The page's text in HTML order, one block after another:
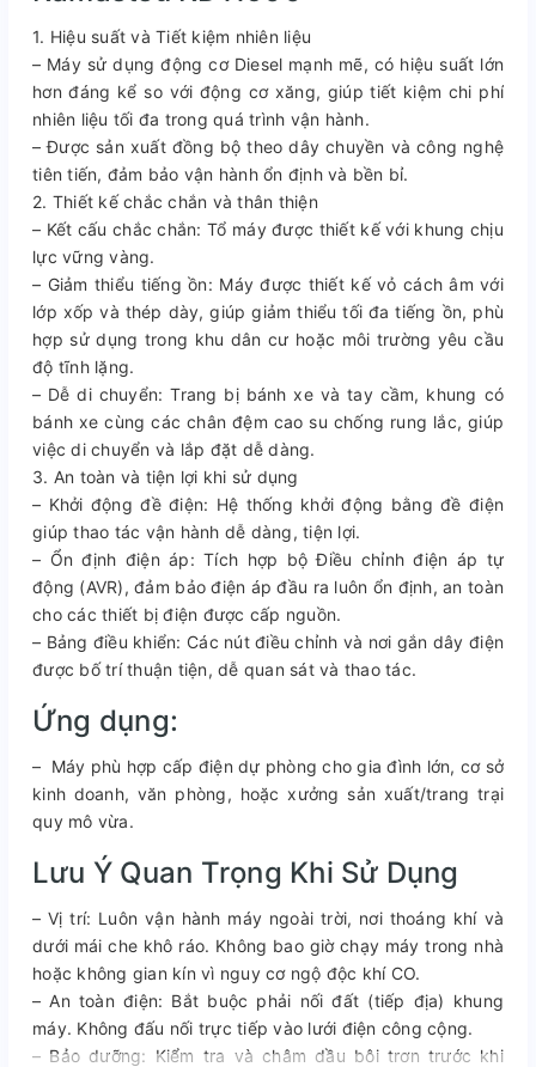
1. Hiệu suất và Tiết kiệm nhiên liệu
– Máy sử dụng động cơ Diesel mạnh mẽ, có hiệu suất lớn
hơn đáng kể so với động cơ xăng, giúp tiết kiệm chi phí
nhiên liệu tối đa trong quá trình vận hành.
– Được sản xuất đồng bộ theo dây chuyền và công nghệ
tiên tiến, đảm bảo vận hành ổn định và bền bỉ.
2. Thiết kế chắc chắn và thân thiện
– Kết cấu chắc chắn: Tổ máy được thiết kế với khung chịu
lực vững vàng.
– Giảm thiểu tiếng ồn: Máy được thiết kế vỏ cách âm với
lớp xốp và thép dày, giúp giảm thiểu tối đa tiếng ồn, phù
hợp sử dụng trong khu dân cư hoặc môi trường yêu cầu
độ tĩnh lặng.
– Dễ di chuyển: Trang bị bánh xe và tay cầm, khung có
bánh xe cùng các chân đệm cao su chống rung lắc, giúp
việc di chuyển và lắp đặt dễ dàng.
3. An toàn và tiện lợi khi sử dụng
– Khởi động đề điện: Hệ thống khởi động bằng đề điện
giúp thao tác vận hành dễ dàng, tiện lợi.
– Ổn định điện áp: Tích hợp bộ Điều chỉnh điện áp tự
động (AVR), đảm bảo điện áp đầu ra luôn ổn định, an toàn
cho các thiết bị điện được cấp nguồn.
– Bảng điều khiển: Các nút điều chỉnh và nơi gắn dây điện
được bố trí thuận tiện, dễ quan sát và thao tác.
Ứng dụng:
– Máy phù hợp cấp điện dự phòng cho gia đình lớn, cơ sở
kinh doanh, văn phòng, hoặc xưởng sản xuất/trang trại
quy mô vừa.
Lưu Ý Quan Trọng Khi Sử Dụng
– Vị trí: Luôn vận hành máy ngoài trời, nơi thoáng khí và
dưới mái che khô ráo. Không bao giờ chạy máy trong nhà
hoặc không gian kín vì nguy cơ ngộ độc khí CO.
– An toàn điện: Bắt buộc phải nối đất (tiếp địa) khung
máy. Không đấu nối trực tiếp vào lưới điện công cộng.
– Bảo dưỡng: Kiểm tra và châm dầu bôi trơn trước khi